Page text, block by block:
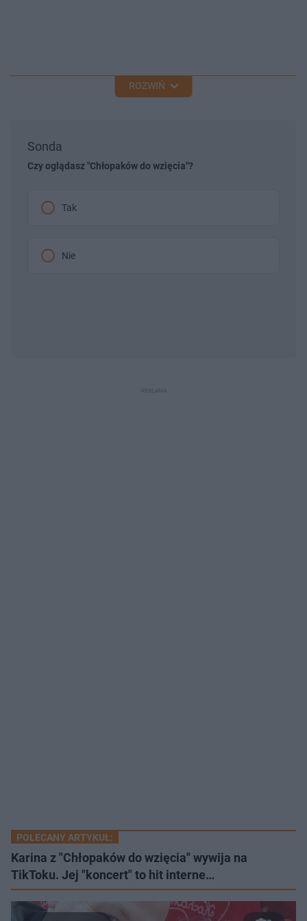
ROZWIŃ
Sonda
Czy oglądasz "Chłopaków do wzięcia"?
Tak
Nie
POLECANY ARTYKUŁ:
Karina z "Chłopaków do wzięcia" wywija na
TikToku. Jej "koncert" to hit interne…